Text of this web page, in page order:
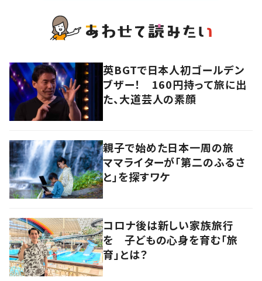
英BGTで日本人初ゴールデン
ブザー！ 160円持って旅に出
た、大道芸人の素顔
親子で始めた日本一周の旅
ママライターが「第二のふるさ
と」を探すワケ
コロナ後は新しい家族旅行
を 子どもの心身を育む「旅
育」とは？